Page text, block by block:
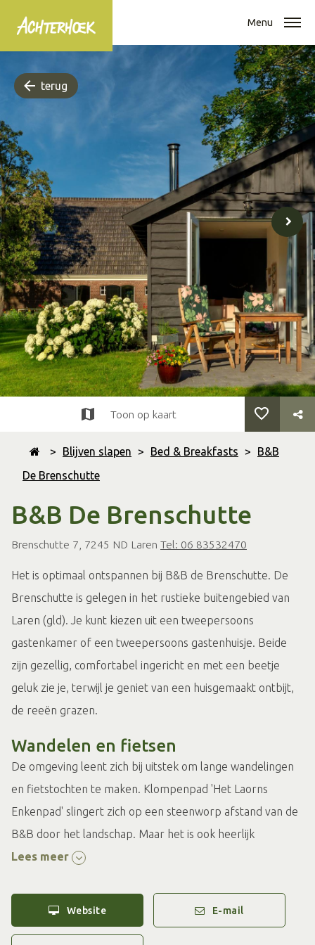
Menu
terug
> Blijven slapen > Bed & Breakfasts >
B&B
De Brenschutte
B&B De Brenschutte
Brenschutte 7, 7245 ND Laren Tel: 06 83532470
Toon op kaart
Het is optimaal ontspannen bij B&B de Brenschutte. De
Brenschutte is gelegen in het rustieke buitengebied van
Laren (gld). Je kunt kiezen uit een tweepersoons
gastenkamer of een tweepersoons gastenhuisje. Beide
zijn gezellig, comfortabel ingericht en met een beetje
geluk zie je, terwijl je geniet van een huisgemaakt ontbijt,
de reeën grazen.
Wandelen en fietsen
De omgeving leent zich bij uitstek om lange wandelingen
en fietstochten te maken. Klompenpad 'Het Laorns
Enkenpad' slingert zich op een steenworp afstand van de
B&B door het landschap. Maar het is ook heerlijk
wandelen over één van de vele landgoederen, door de
Brenschutte een wandelarrangement aan. Dat bestaat uit
Lees meer
Website E-mail